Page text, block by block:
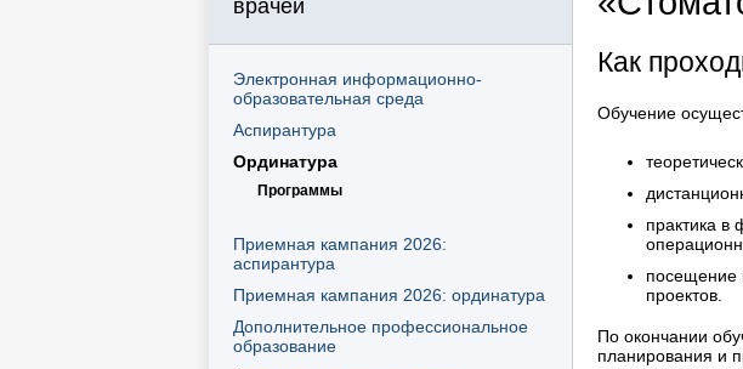
врачей
Электронная информационно-
образовательная среда
Аспирантура
Ординатура
Программы
Приемная кампания 2026:
аспирантура
Приемная кампания 2026: ординатура
Дополнительное профессиональное
образование
Как
Обучение
практика в
посещение
проектов.
По окончании
планирования и